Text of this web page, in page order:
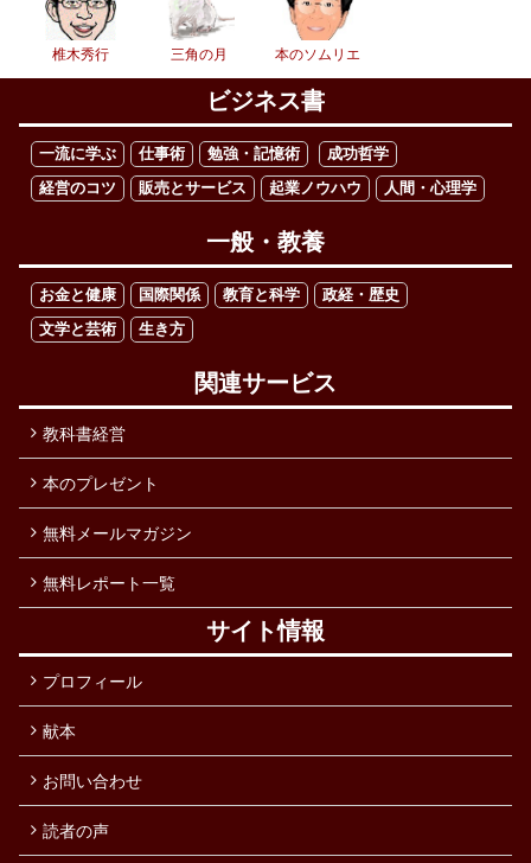
椎木秀行 三角の月 本のソムリエ
ビジネス書
一流に学ぶ 仕事術 勉強・記憶術
成功哲学
経営のコツ
販売とサービス 起業ノウハウ 人間・心理学
一般・教養
お金と健康 国際関係 教育と科学
政経・歴史
文学と芸術
生き方
関連サービス
教科書経営
本のプレゼント
無料メールマガジン
無料レポート一覧
サイト情報
プロフィール
献本
お問い合わせ
読者の声